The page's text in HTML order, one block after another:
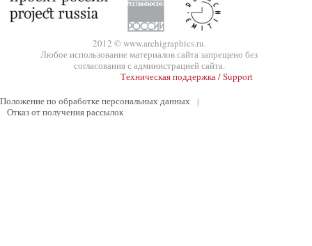
2012 © www.archigraphics.ru.
Любое использование материалов сайта запрещено без
согласования с администрацией сайта.
Техническая поддержка / Support
Положение по обработке персональных данных
|
Отказ от получения рассылок